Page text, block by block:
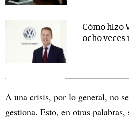
Cómo hizo
ocho veces
A una crisis, por lo general, no
gestiona. Esto, en otras